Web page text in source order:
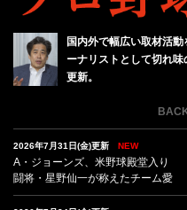
国内外で幅広い取材活
ーナリストとして切れ
更新。
2026年7月31日(金)更新 NEW
A・ジョーンズ、米野球殿堂入り
闘将・星野仙一が称えたチーム愛